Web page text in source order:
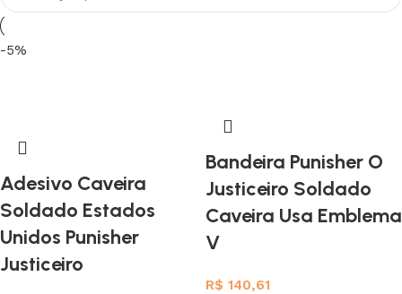
Discount 10%
Shop Now
-5%
Adesivo Caveira
Soldado Estados
Unidos Punisher
Justiceiro
Bandeira Punisher O
Justiceiro Soldado
Caveira Usa Emblema
V
R$ 140,61